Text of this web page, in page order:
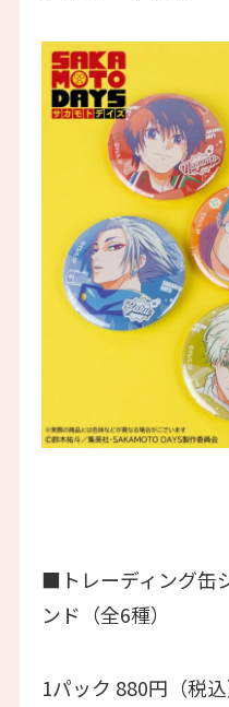
■トレーディング缶
ンド（全6種）
1パック 880円（税